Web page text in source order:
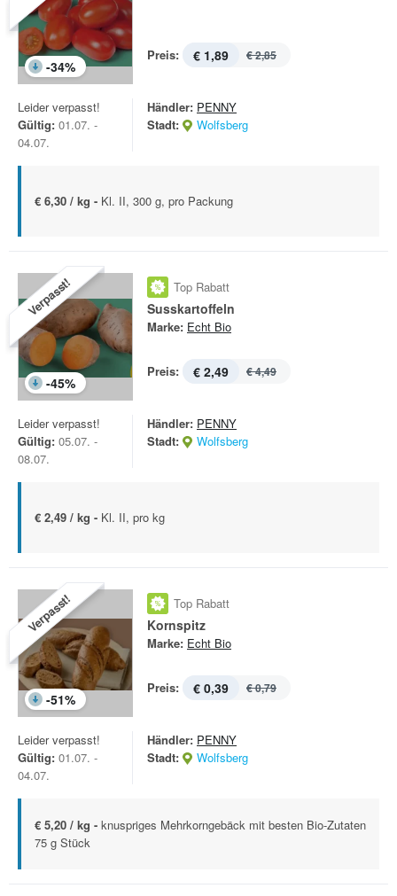
-34%
Preis: € 1,89 € 2,85
Leider verpasst!
Gültig: 01.07. -
04.07.
Händler: PENNY
Stadt:
Wolfsberg
€ 6,30 / kg - Kl. II, 300 g, pro Packung
Verpasst!
-45%
Top Rabatt
Susskartoffeln
Marke: Echt Bio
Preis: € 2,49 € 4,49
Leider verpasst!
Gültig: 05.07. -
08.07.
Händler: PENNY
Stadt:
Wolfsberg
€ 2,49 / kg - Kl. II, pro kg
Verpasst!
-51%
Top Rabatt
Kornspitz
Marke: Echt Bio
Preis: € 0,39 € 0,79
Leider verpasst!
Gültig: 01.07. -
04.07.
Händler: PENNY
Stadt:
Wolfsberg
€ 5,20 / kg - knuspriges Mehrkorngebäck mit besten Bio-Zutaten
75 g Stück